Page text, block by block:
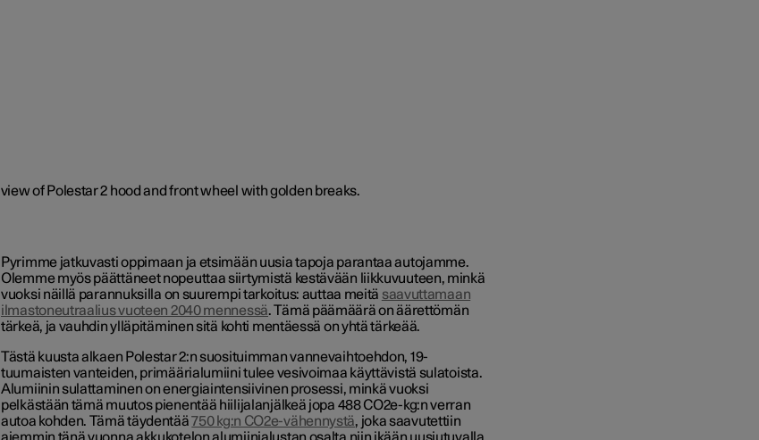
Pyrimme jatkuvasti oppimaan ja etsimään uusia tapoja parantaa autojamme.
Olemme myös päättäneet nopeuttaa siirtymistä kestävään liikkuvuuteen, minkä
vuoksi näillä parannuksilla on suurempi tarkoitus: auttaa meitä saavuttamaan
ilmastoneutraalius vuoteen 2040 mennessä. Tämä päämäärä on äärettömän
tärkeä, ja vauhdin ylläpitäminen sitä kohti mentäessä on yhtä tärkeää.
Tästä kuusta alkaen Polestar 2:n suosituimman vannevaihtoehdon, 19-
tuumaisten vanteiden, primäärialumiini tulee vesivoimaa käyttävistä sulatoista.
Alumiinin sulattaminen on energiaintensiivinen prosessi, minkä vuoksi
pelkästään tämä muutos pienentää hiilijalanjälkeä jopa 488 CO2e-kg:n verran
autoa kohden. Tämä täydentää750 kg:n CO2e-vähennystä, joka saavutettiin